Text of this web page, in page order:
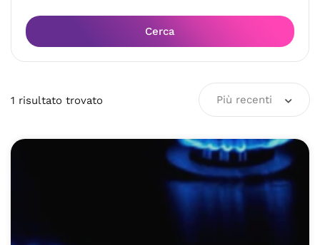
Cerca
1 risultato trovato Più recenti